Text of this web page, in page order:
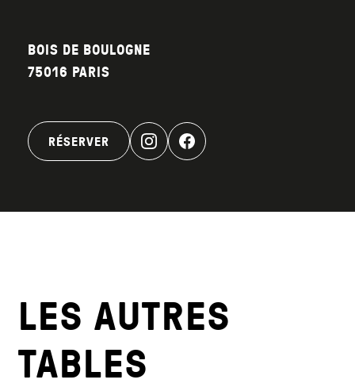
BOIS DE BOULOGNE
75016 PARIS
RÉSERVER
LES AUTRES
TABLES